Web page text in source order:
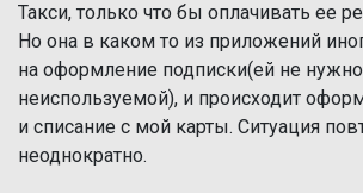
Такси, только что бы оплачивать ее
Но она в каком то из приложений
на оформление подписки(ей не
неиспользуемой), и происходит
и списание с мой карты. Ситуация
неоднократно.